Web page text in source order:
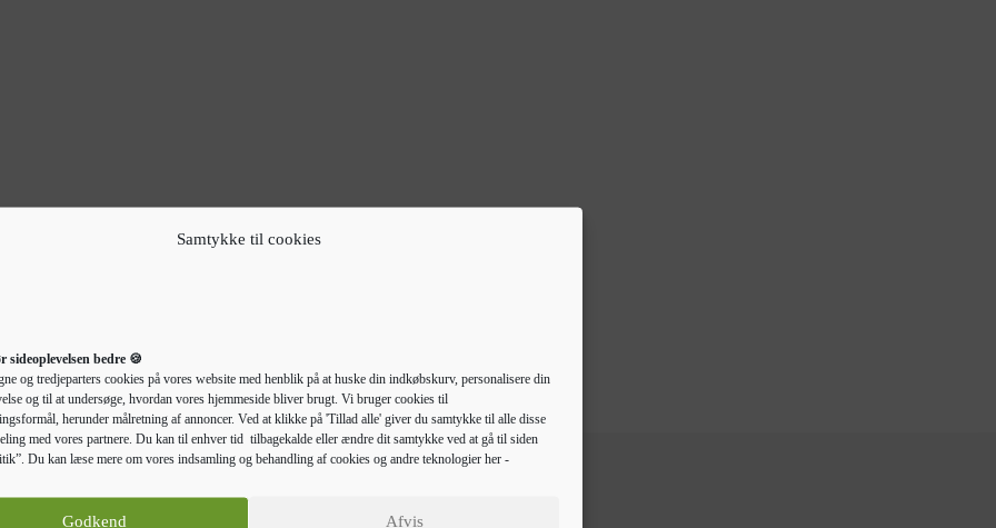
Samtykke til cookies
sideoplevelsen bedre 🍪
og tredjeparters cookies på vores website med henblik på at huske din indkøbskurv, personalisere din
og til at undersøge, hvordan vores hjemmeside bliver brugt. Vi bruger cookies til
herunder målretning af annoncer. Ved at klikke på 'Tillad alle' giver du samtykke til alle disse
med vores partnere. Du kan til enhver tid tilbagekalde eller ændre dit samtykke ved at gå til siden
Du kan læse mere om vores indsamling og behandling af cookies og andre teknologier her -
Godkend Afvis